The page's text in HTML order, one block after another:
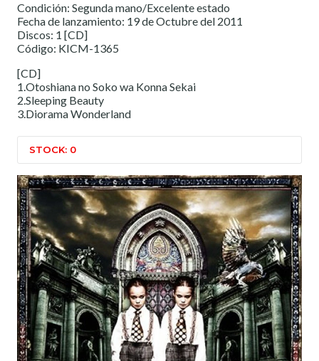
Condición: Segunda mano/Excelente estado
Fecha de lanzamiento: 19 de Octubre del 2011
Discos: 1 [CD]
Código: KICM-1365
[CD]
1.Otoshiana no Soko wa Konna Sekai
2.Sleeping Beauty
3.Diorama Wonderland
STOCK: 0